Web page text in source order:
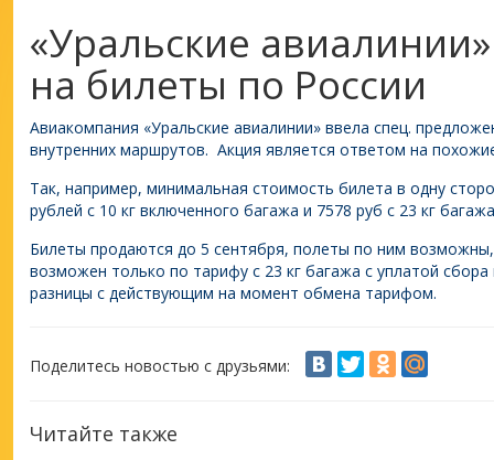
«Уральские
на билеты по России
Авиакомпания «Уральские авиалинии» ввела спец.
внутренних маршрутов. Акция является ответом на
Так, например, минимальная стоимость билета в одну
рублей с 10 кг включенного багажа и 7578 руб с 23 кг
Билеты продаются до 5 сентября, полеты по ним
возможен только по тарифу с 23 кг багажа с уплатой
разницы с действующим на момент обмена тарифом.
Поделитесь новостью с друзьями:
Читайте также